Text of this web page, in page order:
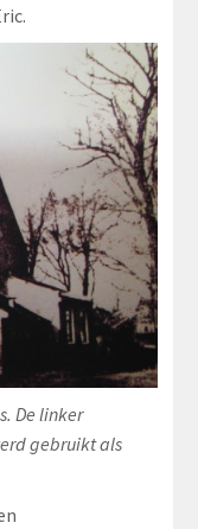
De linker
gebruikt als